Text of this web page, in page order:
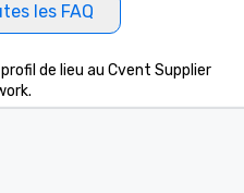
les FAQ
de lieu au Cvent Supplier